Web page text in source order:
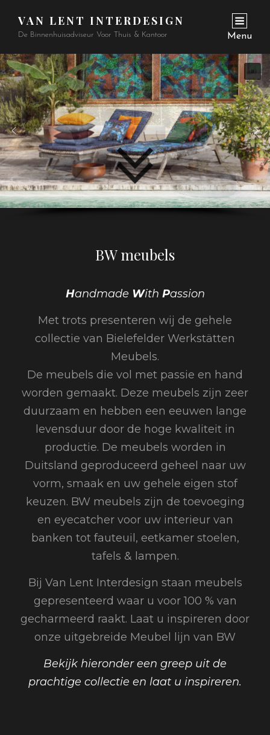
VAN LENT INTERDESIGN
De Binnenhuisadviseur Voor Thuis & Kantoor Menu
BW meubels
Handmade With Passion
Met trots presenteren wij de gehele
collectie van Bielefelder Werkstätten
Meubels.
De meubels die vol met passie en hand
worden gemaakt. Deze meubels zijn zeer
duurzaam en hebben een eeuwen lange
levensduur door de hoge kwaliteit in
productie. De meubels worden in
Duitsland geproduceerd geheel naar uw
vorm, smaak en uw gehele eigen stof
keuzen. BW meubels zijn de toevoeging
en eyecatcher voor uw interieur van
banken tot fauteuil, eetkamer stoelen,
tafels & lampen.
Bij Van Lent Interdesign staan meubels
gepresenteerd waar u voor 100 % van
gecharmeerd raakt. Laat u inspireren door
onze uitgebreide Meubel lijn van BW
Bekijk hieronder een greep uit de
prachtige collectie en laat u inspireren.